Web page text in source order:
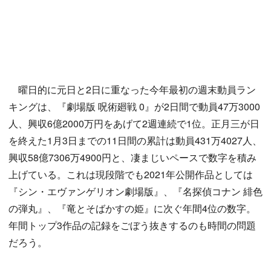
曜日的に元日と2日に重なった今年最初の週末動員ラン
キングは、『劇場版 呪術廻戦 0』が2日間で動員47万3000
人、興収6億2000万円をあげて2週連続で1位。正月三が日
を終えた1月3日までの11日間の累計は動員431万4027人、
興収58億7306万4900円と、凄まじいペースで数字を積み
上げている。これは現段階でも2021年公開作品としては
『シン・エヴァンゲリオン劇場版』、『名探偵コナン 緋色
の弾丸』、『竜とそばかすの姫』に次ぐ年間4位の数字。
年間トップ3作品の記録をごぼう抜きするのも時間の問題
だろう。